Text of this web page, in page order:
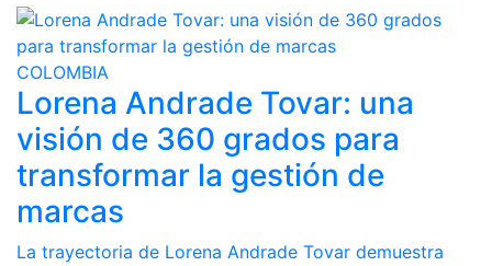
COLOMBIA
Lorena Andrade Tovar: una
visión de 360 grados para
transformar la gestión de
marcas
La trayectoria de Lorena Andrade Tovar demuestra